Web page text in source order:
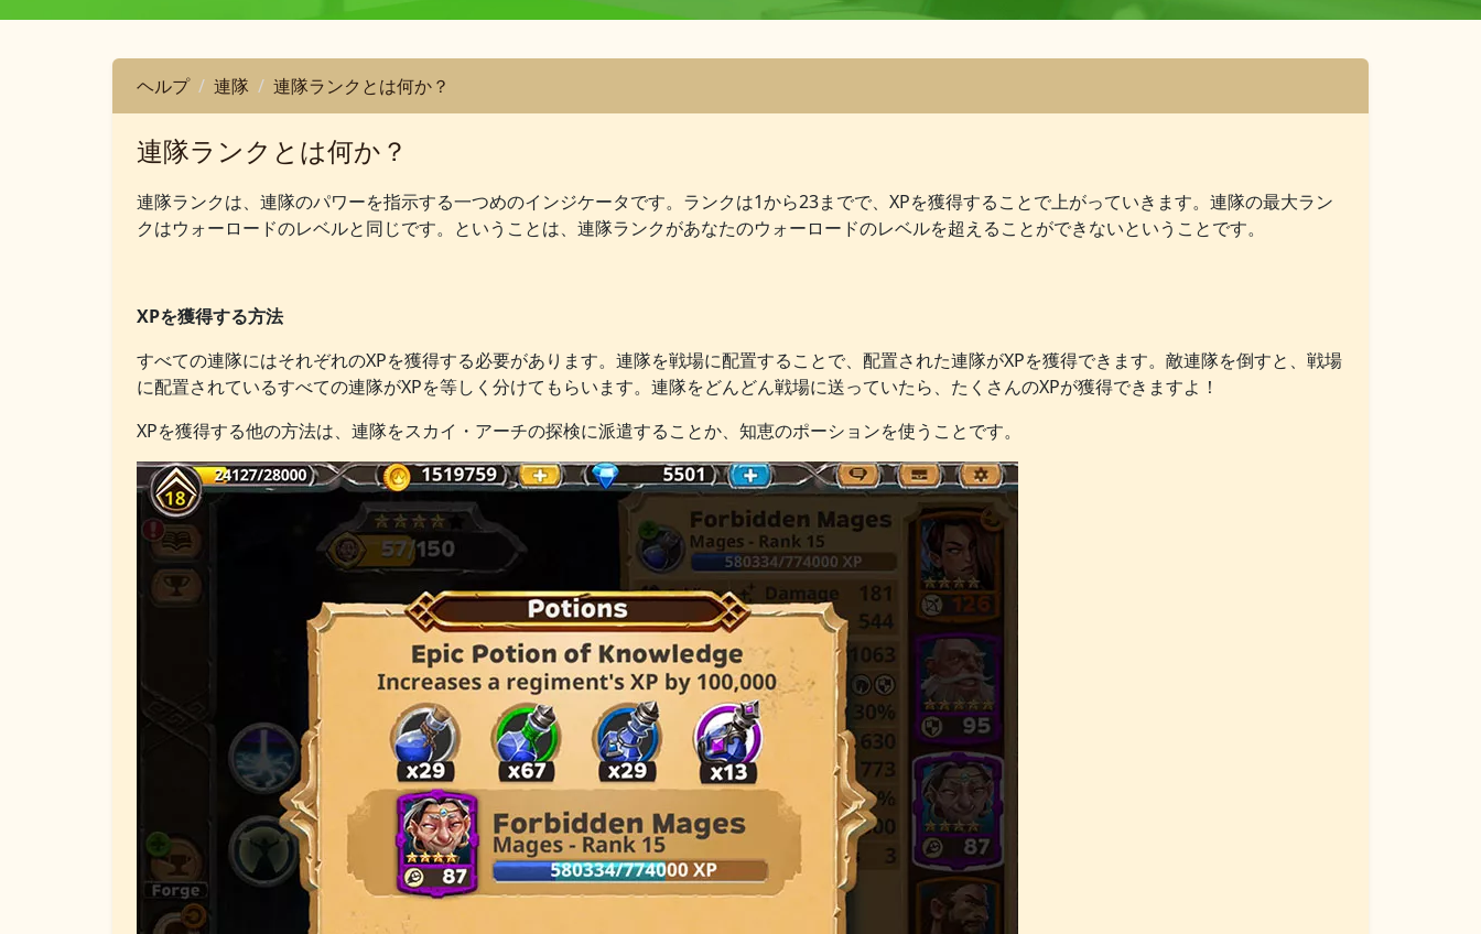
ヘルプ 連隊 連隊ランクとは何か？
連隊ランクとは何か？
連隊ランクは、連隊のパワーを指示する一つめのインジケータです。ランクは1から23までで、XPを獲得することで上がっていきます。連隊の最大ラン
クはウォーロードのレベルと同じです。ということは、連隊ランクがあなたのウォーロードのレベルを超えることができないということです。
XPを獲得する方法
すべての連隊にはそれぞれのXPを獲得する必要があります。連隊を戦場に配置することで、配置された連隊がXPを獲得できます。敵連隊を倒すと、戦場
に配置されているすべての連隊がXPを等しく分けてもらいます。連隊をどんどん戦場に送っていたら、たくさんのXPが獲得できますよ！
XPを獲得する他の方法は、連隊をスカイ・アーチの探検に派遣することか、知恵のポーションを使うことです。